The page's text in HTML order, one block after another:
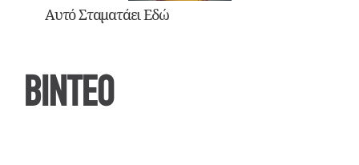
Αυτό Σταματάει Εδώ
ΒΙΝΤΕΟ